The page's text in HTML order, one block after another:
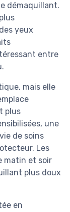
démaquillant.
yeux
entre
mais elle
plus
une
de soins
Les
matin et soir
plus doux
en